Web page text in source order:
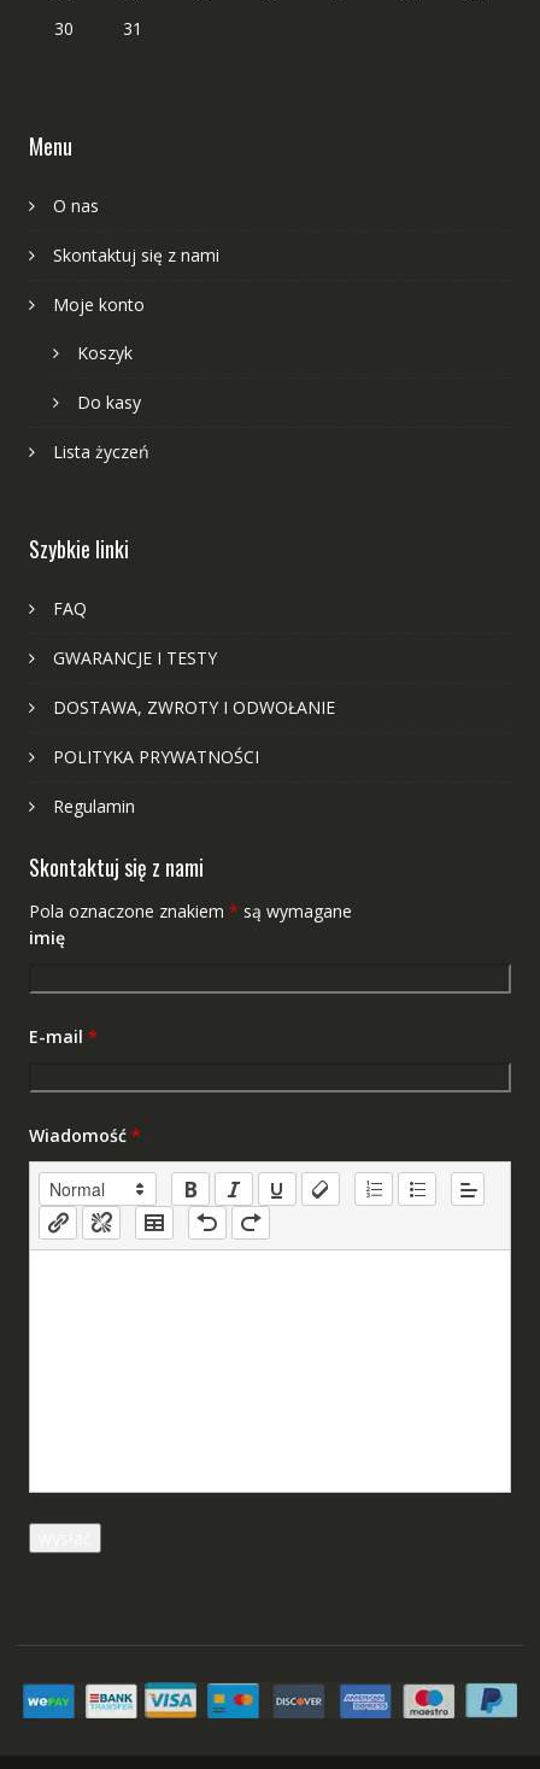
30
31
Menu
O nas
Skontaktuj się z nami
Moje konto
Koszyk
Do kasy
Lista życzeń
Szybkie linki
FAQ
GWARANCJE I TESTY
DOSTAWA, ZWROTY I ODWOŁANIE
POLITYKA PRYWATNOŚCI
Regulamin
Skontaktuj się z nami
Pola oznaczone znakiem * są wymagane
imię
E-mail *
Wiadomość *